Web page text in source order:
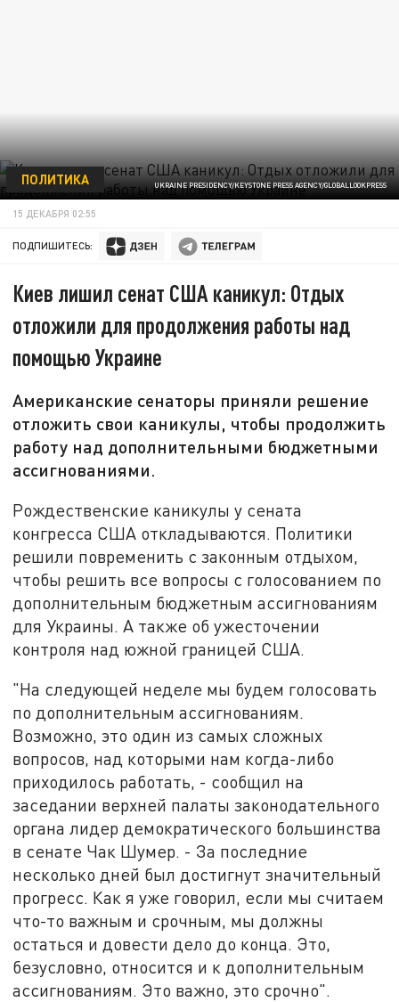
UKRAINE PRESIDENCY/KEYSTONE PRESS AGENCY/GLOBALLOOKPRESS
ПОЛИТИКА
15 ДЕКАБРЯ 02:55
ПОДПИШИТЕСЬ:
Киев лишил сенат США каникул: Отдых
отложили для продолжения работы над
помощью Украине
Американские сенаторы приняли решение
отложить свои каникулы, чтобы продолжить
работу над дополнительными бюджетными
ассигнованиями.
Рождественские каникулы у сената
конгресса США откладываются. Политики
решили повременить с законным отдыхом,
чтобы решить все вопросы с голосованием по
дополнительным бюджетным ассигнованиям
для Украины. А также об ужесточении
контроля над южной границей США.
"На следующей неделе мы будем голосовать
по дополнительным ассигнованиям.
Возможно, это один из самых сложных
вопросов, над которыми нам когда-либо
приходилось работать, - сообщил на
заседании верхней палаты законодательного
органа лидер демократического большинства
в сенате Чак Шумер. - За последние
несколько дней был достигнут значительный
прогресс. Как я уже говорил, если мы считаем
что-то важным и срочным, мы должны
остаться и довести дело до конца. Это,
безусловно, относится и к дополнительным
ассигнованиям. Это важно, это срочно".